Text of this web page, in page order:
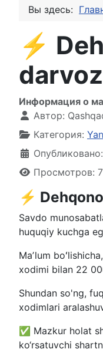
Вы здесь:
⚡️
Информация о
Автор:
Категория:
Просмотров:
⚡️
Savdo
huquqiy kuchga
Maʼlum
xodimi bilan 22
Shundan so'ng,
xodimlari
✅ Mazkur holat
ko‘rsatuvchi